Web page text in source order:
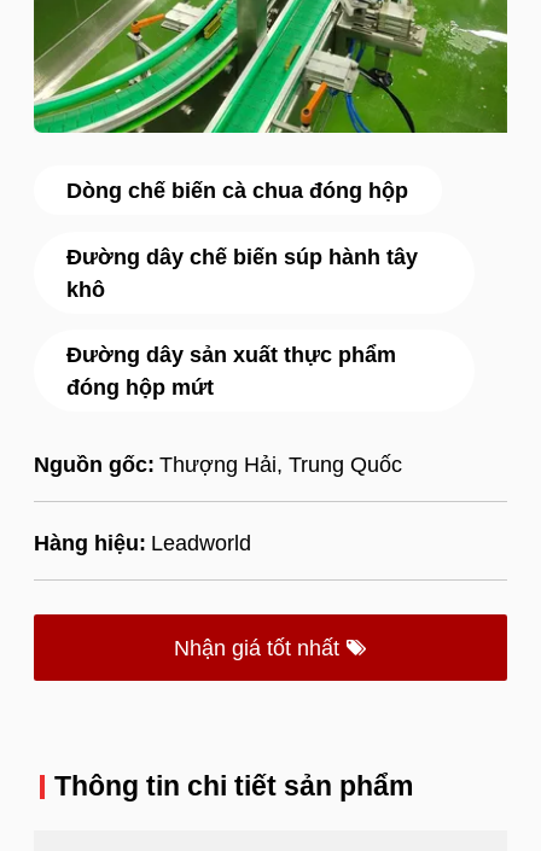
Dòng chế biến cà chua đóng hộp
Đường dây chế biến súp hành tây
khô
Đường dây sản xuất thực phẩm
đóng hộp mứt
Nguồn gốc: Thượng Hải, Trung Quốc
Hàng hiệu: Leadworld
Nhận giá tốt nhất
Thông tin chi tiết sản phẩm